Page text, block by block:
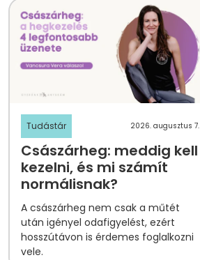
Tudástár 2026. augusztus 7.
Császárheg: meddig kell
kezelni, és mi számít
normálisnak?
A császárheg nem csak a műtét
után igényel odafigyelést, ezért
hosszútávon is érdemes foglalkozni
vele.